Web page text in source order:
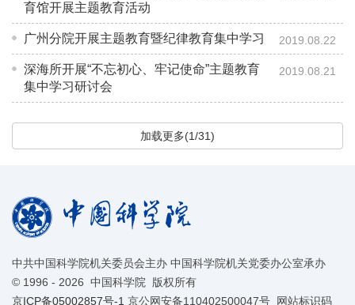
育馆开展主题教育活动
广州分院开展主题教育暨纪律教育集中学习 2019.08.22
深海所开展“不忘初心、牢记使命”主题教育
集中学习研讨会
2019.08.21
加载更多(1/31)
中共中国科学院机关委员会主办 中国科学院机关党委办公室承办
© 1996 - 2026 中国科学院 版权所有
京ICP备05002857号-1 京公网安备110402500047号 网站标识码